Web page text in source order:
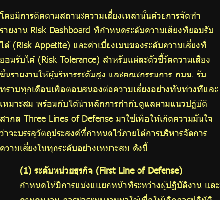
โดยมีการติดตามสถานะความเสี่ยงเหล่านั้นด้วยการจัดทำ
รายงาน Risk Dashboard ที่กำหนดระดับความเสี่ยงที่ยอมรับ
ได้ (Risk Appetite) และค่าเบี่ยงเบนของระดับความเสี่ยงที่
ยอมรับได้ (Risk Tolerance) สำหรับแต่ละตัวชี้วัดความเสี่ยง
ขึ้นรายงานให้ผู้บริหารระดับสูง และคณะกรรมการ กบข. รับ
ทราบทุกเดือนเพื่อตอบสนองต่อความเสี่ยงอย่างทันท่วงทีและ
เหมาะสม พร้อมกับได้นำหลักการกำกับดูแลตามแนวปฏิบัติ
สากล Three Lines of Defense มาใช้เพื่อให้เกิดความมั่นใจ
ว่าจะบรรลุวัตถุประสงค์ที่กำหนดไว้ภายใต้การบริหารจัดการ
ความเสี่ยงในทุกระดับอย่างเหมาะสม ดังนี้
(1) ระดับหน่วยธุรกิจ (First Line of Defense)
กำหนดให้มีการแบ่งแแยกหน้าที่ระหว่างผู้ปฏิบัติงาน และ